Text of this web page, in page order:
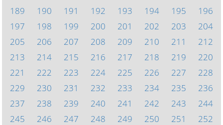
189
190 191 192 193 194 195
196
197
198 199 200 201 202 203
204
205
206 207 208 209 210 211
212
213
214 215 216 217 218 219
220
221
222 223 224 225 226 227
228
229
230 231 232 233 234 235
236
237
238 239 240 241 242 243
244
245
246 247 248 249 250 251
252